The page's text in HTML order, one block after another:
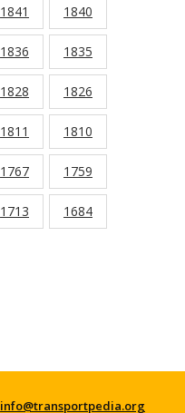
1841 1840
1836 1835
1828 1826
1811 1810
1767 1759
1713 1684
info@transportpedia.org